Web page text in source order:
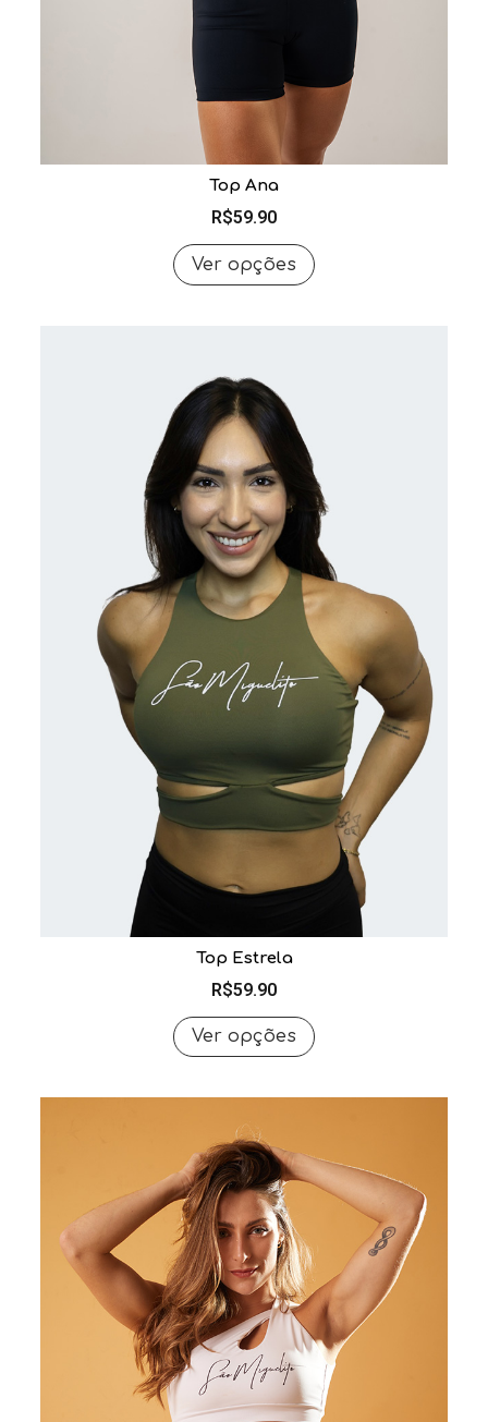
Top Ana
R$59.90
Ver opções
Top Estrela
R$59.90
Ver opções